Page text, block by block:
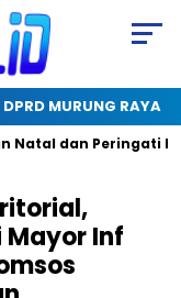
DPRD MURUNG RAYA
dan Peringati Hari
Mayor Inf